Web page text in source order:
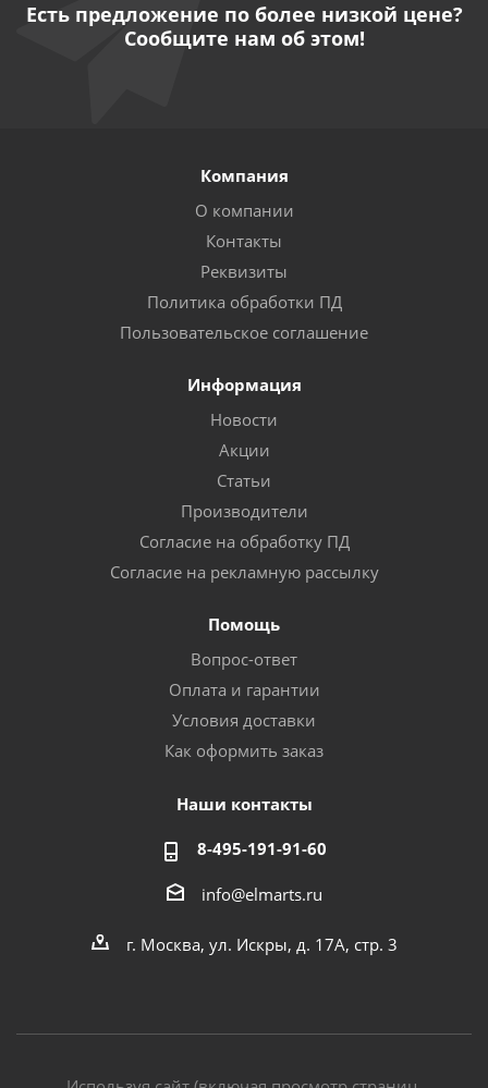
Есть предложение по более низкой цене?
Сообщите нам об этом!
Компания
О компании
Контакты
Реквизиты
Политика обработки ПД
Пользовательское соглашение
Информация
Новости
Акции
Статьи
Производители
Согласие на обработку ПД
Согласие на рекламную рассылку
Помощь
Вопрос-ответ
Оплата и гарантии
Условия доставки
Как оформить заказ
Наши контакты
8-495-191-91-60
info@elmarts.ru
г. Москва, ул. Искры, д. 17А, стр. 3